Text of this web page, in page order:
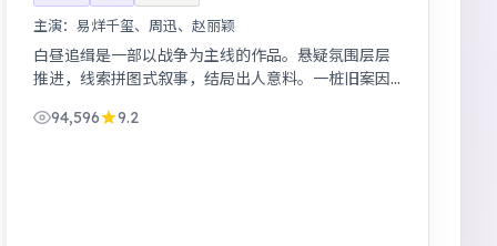
主演： 易烊千玺、周迅、赵丽颖
白昼追缉是一部以战争为主线的作品。悬疑氛围层层
推进，线索拼图式叙事，结局出人意料。一桩旧案因
94,596
9.2